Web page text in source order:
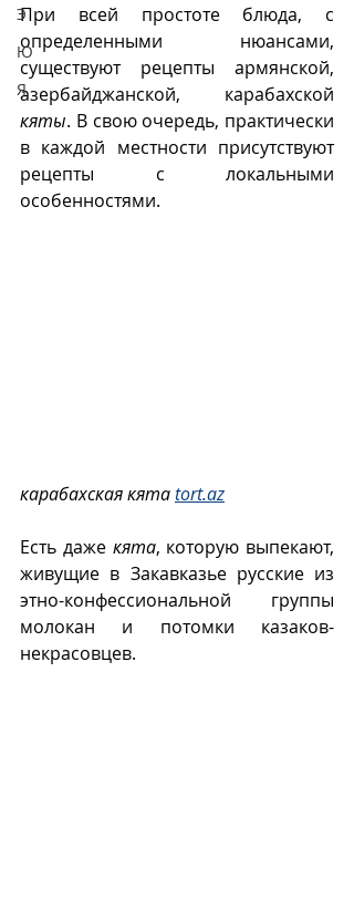
Э
Ю
Я
При всей простоте блюда, с
определенными нюансами,
существуют рецепты армянской,
кяты. В свою очередь, практически
в каждой местности присутствуют
рецепты с локальными
особенностями.
карабахская кята tort.az
Есть даже кята, которую выпекают,
живущие в Закавказье русские из
этно-конфессиональной группы
молокан и потомки казаков-
некрасовцев.